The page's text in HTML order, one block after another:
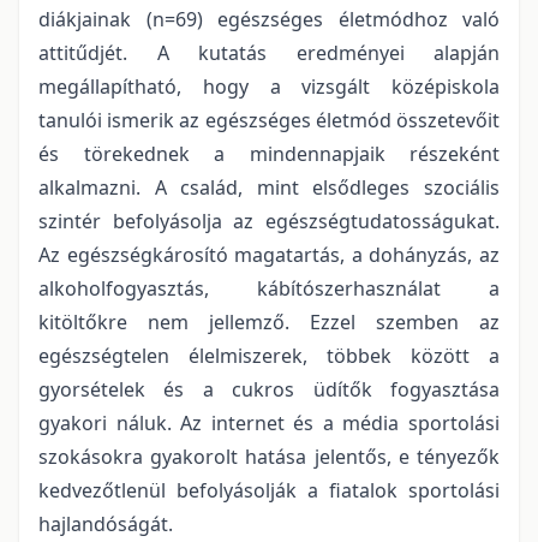
diákjainak (n=69) egészséges életmódhoz való
attitűdjét. A kutatás eredményei alapján
megállapítható, hogy a vizsgált középiskola
tanulói ismerik az egészséges életmód összetevőit
és törekednek a mindennapjaik részeként
alkalmazni. A család, mint elsődleges szociális
szintér befolyásolja az egészségtudatosságukat.
Az egészségkárosító magatartás, a dohányzás, az
alkoholfogyasztás, kábítószerhasználat a
kitöltőkre nem jellemző. Ezzel szemben az
egészségtelen élelmiszerek, többek között a
gyorsételek és a cukros üdítők fogyasztása
gyakori náluk. Az internet és a média sportolási
szokásokra gyakorolt hatása jelentős, e tényezők
kedvezőtlenül befolyásolják a fiatalok sportolási
hajlandóságát.